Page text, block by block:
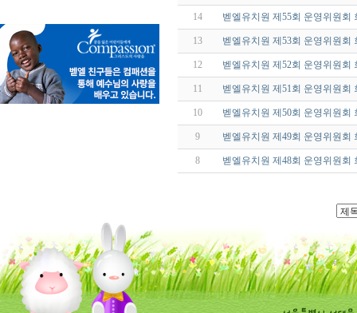
14 벧엘유치원 제55회 운영위원회
13 벧엘유치원 제53회 운영위원회
12 벧엘유치원 제52회 운영위원회
11 벧엘유치원 제51회 운영위원회
10 벧엘유치원 제50회 운영위원회
9 벧엘유치원 제49회 운영위원
8 벧엘유치원 제48회 운영위원회